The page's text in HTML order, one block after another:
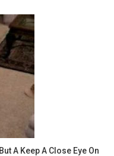
A Keep A Close Eye On